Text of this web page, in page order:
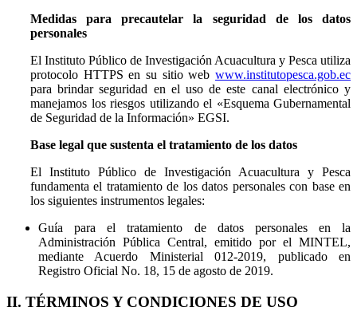
Medidas para precautelar la seguridad de los datos
personales
El Instituto Público de Investigación Acuacultura y Pesca utiliza
protocolo HTTPS en su sitio web www.institutopesca.gob.ec
para brindar seguridad en el uso de este canal electrónico y
manejamos los riesgos utilizando el «Esquema Gubernamental
de Seguridad de la Información» EGSI.
Base legal que sustenta el tratamiento de los datos
El Instituto Público de Investigación Acuacultura y Pesca
fundamenta el tratamiento de los datos personales con base en
los siguientes instrumentos legales:
Guía para el tratamiento de datos personales en la
Administración Pública Central, emitido por el MINTEL,
mediante Acuerdo Ministerial 012-2019, publicado en
Registro Oficial No. 18, 15 de agosto de 2019.
II. TÉRMINOS Y CONDICIONES DE USO